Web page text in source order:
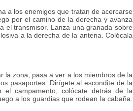
a los enemigos que tratan de acercarse
por el camino de la derecha y avanza
el transmisor. Lanza una granada sobre
a la derecha de la antena. Colócala
la zona, pasa a ver a los miembros de la
pasaportes. Dirígete al escondite de la
el campamento, colócate detrás de la
a los guardias que rodean la cabaña.